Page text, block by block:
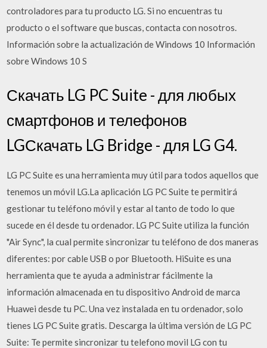
controladores para tu producto LG. Si no encuentras tu
producto o el software que buscas, contacta con nosotros.
Información sobre la actualización de Windows 10 Información
sobre Windows 10 S
Скачать LG PC Suite - для любых
смартфонов и телефонов
LGСкачать LG Bridge - для LG G4.
LG PC Suite es una herramienta muy útil para todos aquellos que
tenemos un móvil LG.La aplicación LG PC Suite te permitirá
gestionar tu teléfono móvil y estar al tanto de todo lo que
sucede en él desde tu ordenador. LG PC Suite utiliza la función
"Air Sync", la cual permite sincronizar tu teléfono de dos maneras
diferentes: por cable USB o por Bluetooth. HiSuite es una
herramienta que te ayuda a administrar fácilmente la
información almacenada en tu dispositivo Android de marca
Huawei desde tu PC. Una vez instalada en tu ordenador, solo
tienes LG PC Suite gratis. Descarga la última versión de LG PC
Suite: Te permite sincronizar tu telefono movil LG con tu